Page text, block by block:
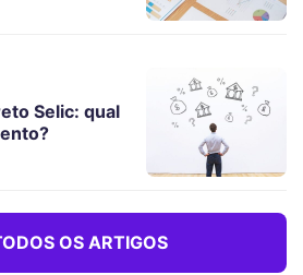
Selic: qual
OS ARTIGOS